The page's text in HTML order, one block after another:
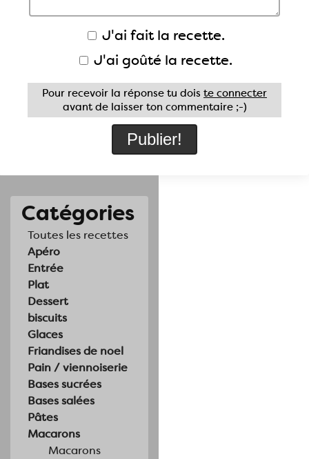
Catégories
Toutes les recettes
Apéro
Entrée
Plat
Dessert
biscuits
Glaces
Friandises de noel
Pain / viennoiserie
Bases sucrées
Bases salées
Pâtes
Macarons
Macarons
J'ai fait la recette.
J'ai goûté la recette.
Pour recevoir la réponse tu dois te connecter
avant de laisser ton commentaire ;-)